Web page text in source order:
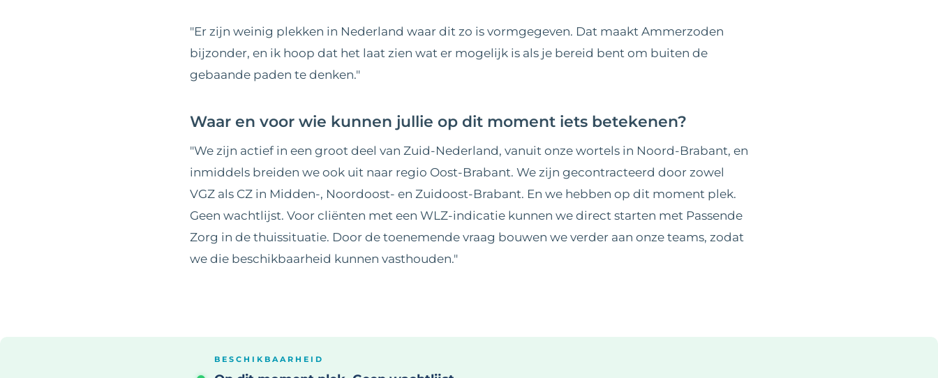
"Er zijn weinig plekken in Nederland waar dit zo is vormgegeven. Dat maakt Ammerzoden
bijzonder, en ik hoop dat het laat zien wat er mogelijk is als je bereid bent om buiten de
gebaande paden te denken."
Waar en voor wie kunnen jullie op dit moment iets betekenen?
"We zijn actief in een groot deel van Zuid-Nederland, vanuit onze wortels in Noord-Brabant, en
inmiddels breiden we ook uit naar regio Oost-Brabant. We zijn gecontracteerd door zowel
VGZ als CZ in Midden-, Noordoost- en Zuidoost-Brabant. En we hebben op dit moment plek.
Geen wachtlijst. Voor cliënten met een WLZ-indicatie kunnen we direct starten met Passende
Zorg in de thuissituatie. Door de toenemende vraag bouwen we verder aan onze teams, zodat
we die beschikbaarheid kunnen vasthouden."
BESCHIKBAARHEID